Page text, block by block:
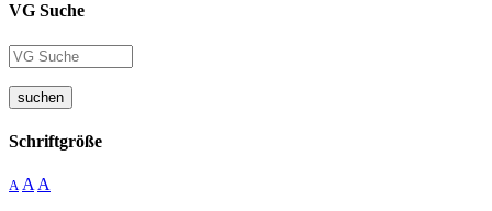
VG Suche
suchen
Schriftgröße
A A A